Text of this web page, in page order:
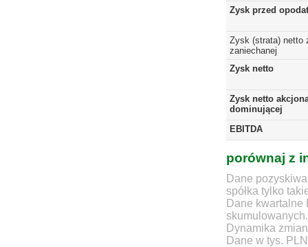
Zysk przed
Zysk (strata) netto
zaniechanej
Zysk netto
Zysk netto
dominującej
EBITDA
porównaj z
Dane
spółka tylko
Dane
skumulowanych.
Dynamika
Dane w tys. PLN